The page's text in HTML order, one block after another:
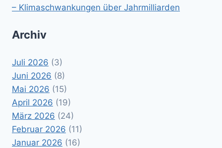
– Klimaschwankungen über Jahrmilliarden
Archiv
Juli 2026 (3)
Juni 2026 (8)
Mai 2026 (15)
April 2026 (19)
März 2026 (24)
Februar 2026 (11)
Januar 2026 (16)